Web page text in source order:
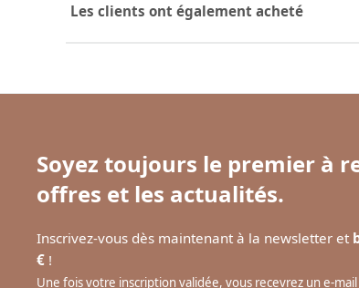
Les clients ont également acheté
Soyez toujours le premier à
offres et les actualités.
Inscrivez-vous dès maintenant à la newsletter et
€ !
Une fois votre inscription validée, vous recevrez un e-